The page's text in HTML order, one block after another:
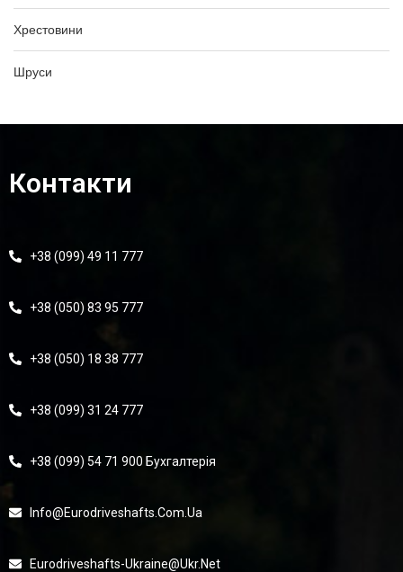
Хрестовини
Шруси
Контакти
+38 (099) 49 11 777
+38 (050) 83 95 777
+38 (050) 18 38 777
+38 (099) 31 24 777
+38 (099) 54 71 900 Бухгалтерія
Info@eurodriveshafts.com.ua
Eurodriveshafts-Ukraine@ukr.net